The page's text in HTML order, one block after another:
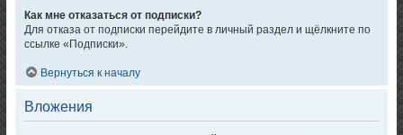
Как мне отказаться от подписки?
Для отказа от подписки перейдите в личный раздел и щёлкните по
ссылке «Подписки».
Вернуться к началу
Вложения